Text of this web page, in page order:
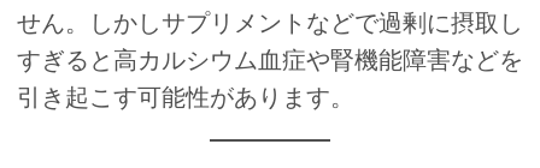
せん。しかしサプリメントなどで過剰に摂取し
すぎると高カルシウム血症や腎機能障害などを
引き起こす可能性があります。